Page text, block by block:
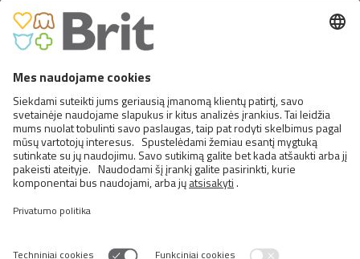
BRIT FRESH BEEF WITH
PUMPKIN PUPPY LARGE BONES
& JOINTS